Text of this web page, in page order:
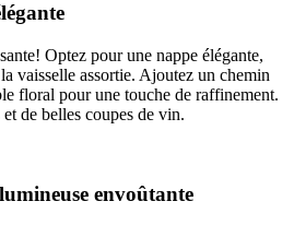
Optez pour une nappe élégante,
vaisselle assortie. Ajoutez un chemin
floral pour une touche de raffinement.
de belles coupes de vin.
envoûtante